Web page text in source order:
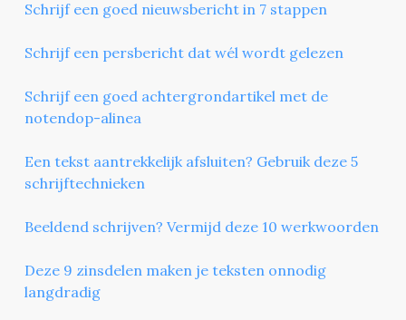
Schrijf een goed nieuwsbericht in 7 stappen
Schrijf een persbericht dat wél wordt gelezen
Schrijf een goed achtergrondartikel met de
notendop-alinea
Een tekst aantrekkelijk afsluiten? Gebruik deze 5
schrijftechnieken
Beeldend schrijven? Vermijd deze 10 werkwoorden
Deze 9 zinsdelen maken je teksten onnodig
langdradig